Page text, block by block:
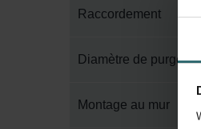
Raccordement
Diamètre de purge
Montage au mur